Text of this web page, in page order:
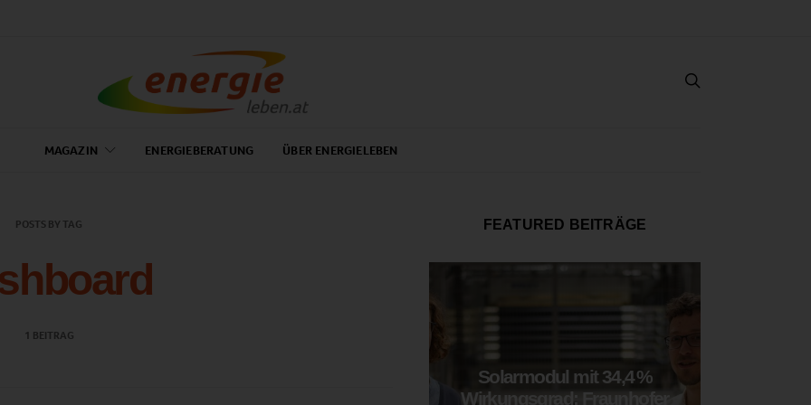
MAGAZIN ENERGIEBERATUNG ÜBER ENERGIELEBEN
POSTS BY TAG
1 BEITRAG
FEATURED BEITRÄGE
Solarmodul mit 34,4 %
Wirkungsgrad: Fraunhofer